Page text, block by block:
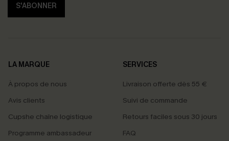
S'ABONNER
LA MARQUE
À propos de nous
Avis clients
Cupshe chaîne logistique
Programme ambassadeur
SERVICES
Livraison offerte dès 55 €
Suivi de commande
Retours faciles sous 30 jours
FAQ